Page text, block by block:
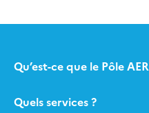
Qu’est-ce que le Pôle
Quels services ?